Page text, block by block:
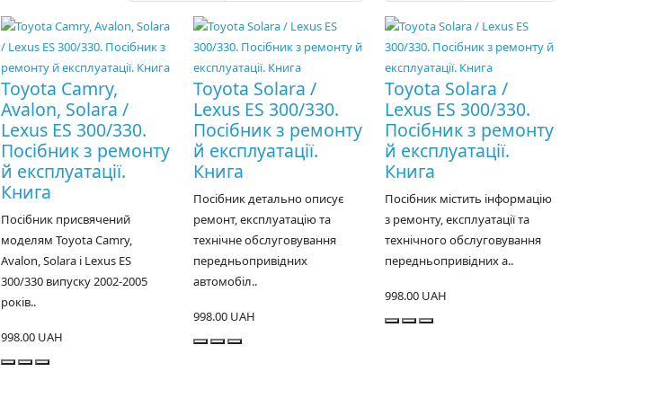
Toyota Camry,
Avalon, Solara /
Lexus ES 300/330.
Посібник з ремонту
й експлуатації.
Книга
Посібник присвячений
моделям Toyota Camry,
Avalon, Solara і Lexus ES
300/330 випуску 2002-2005
років..
998.00 UAH
Toyota Solara /
Lexus ES 300/330.
Посібник з ремонту
й експлуатації.
Книга
Посібник детально описує
ремонт, експлуатацію та
технічне обслуговування
передньопривідних
автомобіл..
998.00 UAH
Toyota Solara /
Lexus ES 300/330.
Посібник з ремонту
й експлуатації.
Книга
Посібник містить інформацію
з ремонту, експлуатації та
технічного обслуговування
передньопривідних а..
998.00 UAH